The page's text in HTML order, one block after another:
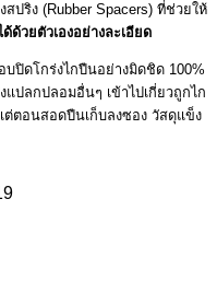
ปริง (Rubber Spacers) ที่ช่วยให้
วยตัวเองอย่างละเอียด
ปิดโกร่งไกปืนอย่างมิดชิด 100%
ปลกปลอมอื่นๆ เข้าไปเกี่ยวถูกไก
ตอนสอดปืนเก็บลงซอง วัสดุแข็ง